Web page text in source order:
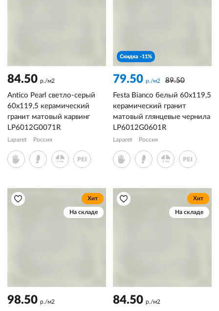
84.50 р./м2
Antico Pearl светло-серый
60x119,5 керамический
гранит матовый карвинг
LP6012G0071R
Laparet Россия
Скидка -11%
79.50 р./м2
89.50
Festa Bianco белый 60x119,5
керамический гранит
матовый глянцевые чернила
LP6012G0601R
Laparet Россия
Хит
На складе
98.50 р./м2
Хит
На складе
84.50 р./м2